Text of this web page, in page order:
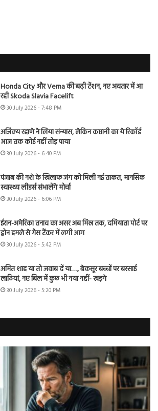
Honda City और Verna की बढ़ी टेंशन, नए अवतार में आ
रही Skoda Slavia Facelift
30 July 2026 - 7:48 PM
अजिंक्य रहाणे ने लिया संन्यास, लेकिन कप्तानी का ये रिकॉर्ड
आज तक कोई नहीं तोड़ पाया
30 July 2026 - 6:40 PM
पंजाब की नशे के खिलाफ जंग को मिली नई ताकत, मानसिक
स्वास्थ्य लीडर्स संभालेंगे मोर्चा
30 July 2026 - 6:06 PM
ईरान-अमेरिका तनाव का असर अब मिस्र तक, दमियाता पोर्ट पर
ड्रोन हमले से गैस टैंकर में लगी आग
30 July 2026 - 5:42 PM
अमित शाह या तो जवाब दें या…., बेकसूर बच्चों पर बरसाई
लाठियां, नए बिल में कुछ भी नया नहीं- खड़गे
30 July 2026 - 5:20 PM